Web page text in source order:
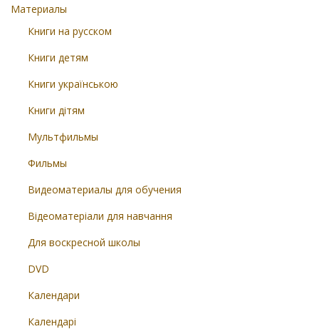
Материалы
Книги на русском
Книги детям
Книги українською
Книги дітям
Мультфильмы
Фильмы
Видеоматериалы для обучения
Відеоматеріали для навчання
Для воскресной школы
DVD
Календари
Календарі